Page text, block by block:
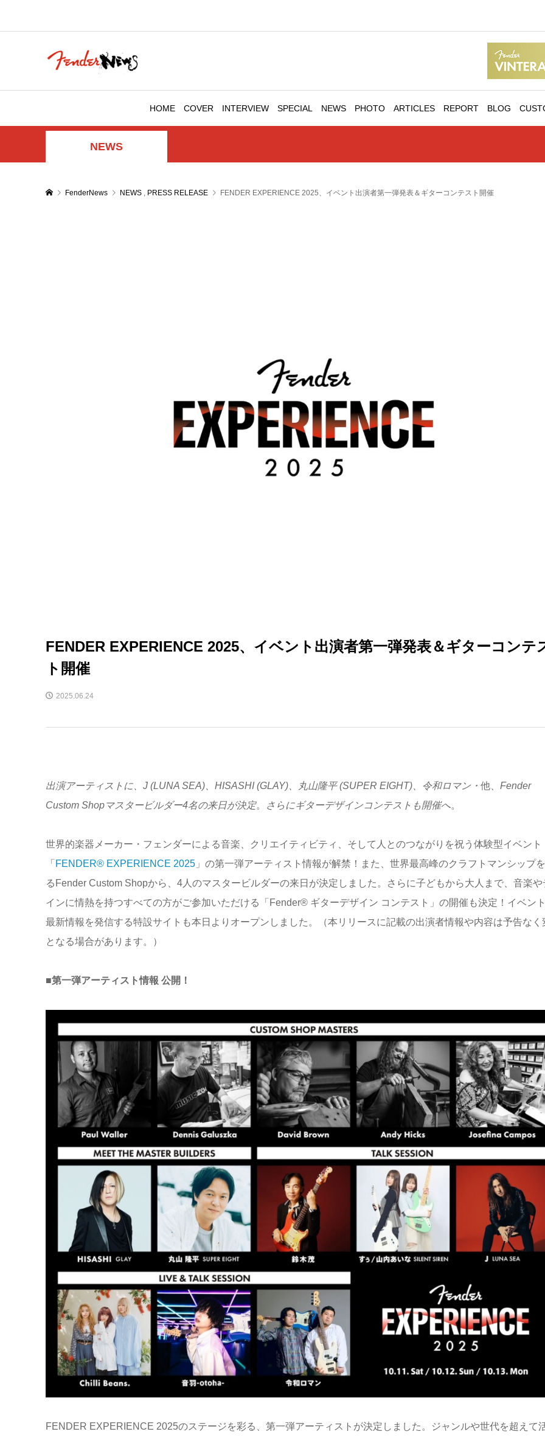
HOME COVER INTERVIEW SPECIAL NEWS PHOTO ARTICLES REPORT BLOG
NEWS
FenderNews NEWS , PRESS RELEASE FENDER EXPERIENCE 2025、イベント出演者第一弾発表＆ギターコンテスト開催
FENDER EXPERIENCE 2025、イベント出演者第一弾発表＆ギターコンテ
ト開催
2025.06.24
出演アーティストに、J (LUNA SEA)、HISASHI (GLAY)、丸山隆平 (SUPER EIGHT)、令和ロマン・ 他、 Fender
Custom Shopマスタービルダー4名の来日が決定。 さらにギターデザインコンテストも開催へ。
世界的楽器メーカー・フェンダーによる音楽、クリエイティビティ、そして人とのつながりを祝う体験型イベント
「 FENDER® EXPERIENCE 2025」の第一弾アーティスト情報が解禁！また、世界最高峰のクラフトマンシップ
るFender Custom Shopから、4人のマスタービルダーの来日が決定しました。さらに子どもから大人まで、音楽や
インに情熱を持つすべての方がご参加いただける「Fender®︎ ギターデザイン コンテスト」の開催も決定！イベン
最新情報を発信する特設サイトも本日よりオープンしました。（本リリースに記載の出演者情報や内容は予告なく
となる場合があります。）
■第一弾アーティスト情報 公開！
FENDER EXPERIENCE 2025のステージを彩る、第一弾アーティストが決定しました。ジャンルや世代を超えて